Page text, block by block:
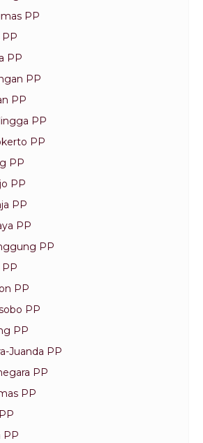
PP
PP
PP
PP
PP
PP
PP
PP
PP
PP
PP
PP
PP
PP
PP
PP
Juanda PP
PP
PP
PP